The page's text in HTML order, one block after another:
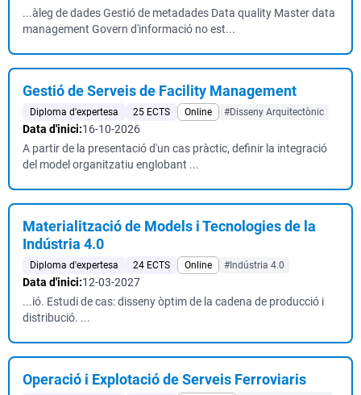
...àleg de dades Gestió de metadades Data quality Master data
management Govern d'informació no est...
Gestió de Serveis de Facility Management
Diploma d'expertesa 25 ECTS Online #Disseny Arquitectònic
Data d'inici:16-10-2026
A partir de la presentació d'un cas pràctic, definir la integració
del model organitzatiu englobant ...
Materialització de Models i Tecnologies de la
Indústria 4.0
Diploma d'expertesa 24 ECTS Online #Indústria 4.0
Data d'inici:12-03-2027
...ió. Estudi de cas: disseny òptim de la cadena de producció i
distribució. ...
Operació i Explotació de Serveis Ferroviaris